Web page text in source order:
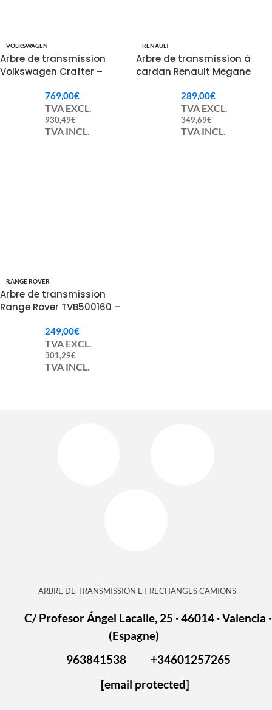
VOLKSWAGEN
Arbre de transmission
Volkswagen Crafter –
2E0521163BA769,00€
TVA EXCL.
930,49€
TVA INCL.
RENAULT
Arbre de transmission à
cardan Renault Megane
289,00€
TVA EXCL.
349,69€
TVA INCL.
RANGE ROVER
Arbre de transmission
Range Rover TVB500160 –
249,00€
TVA EXCL.
301,29€
TVA INCL.
ARBRE DE TRANSMISSION ET RECHANGES CAMIONS
C/ Profesor Ángel Lacalle, 25 · 46014 · Valencia ·
(Espagne)
963841538
+34601257265
[email protected]